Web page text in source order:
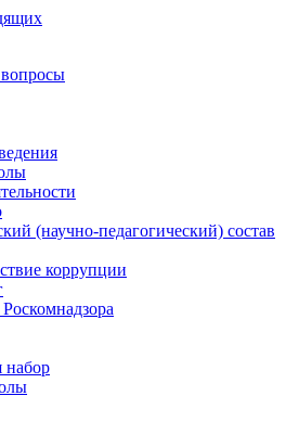
вопросы
(научно-педагогический) состав
коррупции
набор